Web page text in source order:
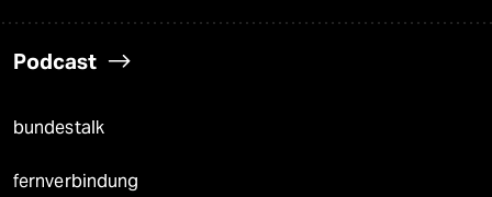
Podcast
bundestalk
fernverbindung